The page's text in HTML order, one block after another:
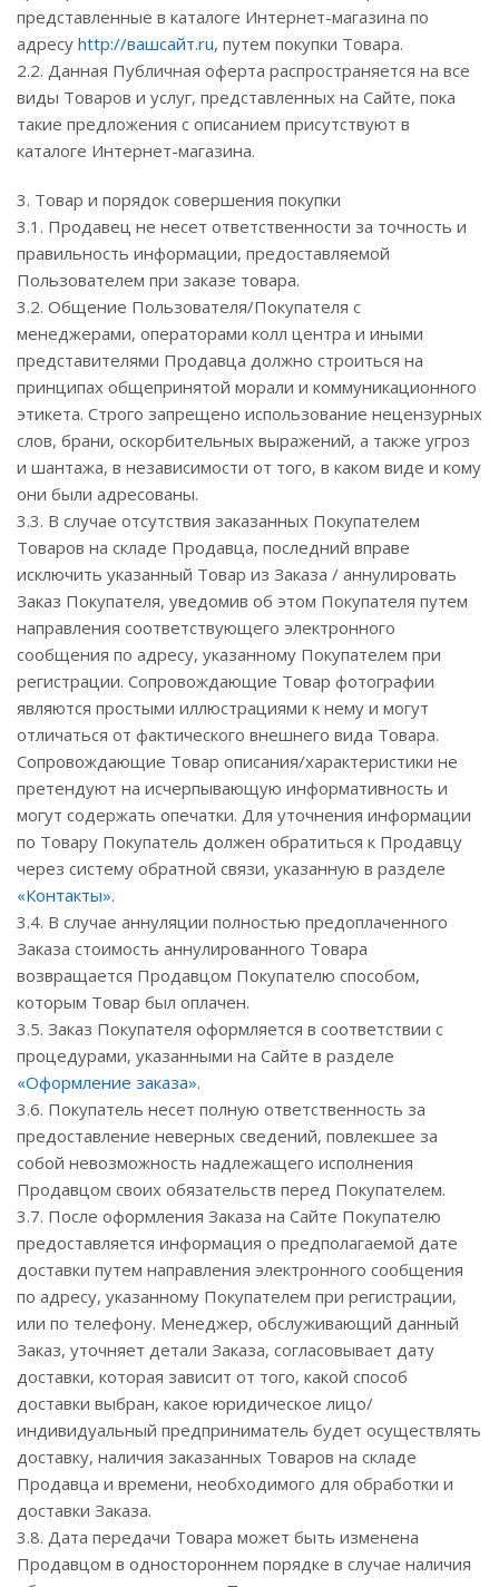
представленные в каталоге Интернет-магазина по
адресу http://вашсайт.ru, путем покупки Товара.
2.2. Данная Публичная оферта распространяется на все
виды Товаров и услуг, представленных на Сайте, пока
такие предложения с описанием присутствуют в
каталоге Интернет-магазина.
3. Товар и порядок совершения покупки
3.1. Продавец не несет ответственности за точность и
правильность информации, предоставляемой
Пользователем при заказе товара.
3.2. Общение Пользователя/Покупателя с
менеджерами, операторами колл центра и иными
представителями Продавца должно строиться на
принципах общепринятой морали и коммуникационного
этикета. Строго запрещено использование нецензурных
слов, брани, оскорбительных выражений, а также угроз
и шантажа, в независимости от того, в каком виде и кому
они были адресованы.
3.3. В случае отсутствия заказанных Покупателем
Товаров на складе Продавца, последний вправе
исключить указанный Товар из Заказа / аннулировать
Заказ Покупателя, уведомив об этом Покупателя путем
направления соответствующего электронного
сообщения по адресу, указанному Покупателем при
регистрации. Сопровождающие Товар фотографии
являются простыми иллюстрациями к нему и могут
отличаться от фактического внешнего вида Товара.
Сопровождающие Товар описания/характеристики не
претендуют на исчерпывающую информативность и
могут содержать опечатки. Для уточнения информации
по Товару Покупатель должен обратиться к Продавцу
через систему обратной связи, указанную в разделе
«Контакты».
3.4. В случае аннуляции полностью предоплаченного
Заказа стоимость аннулированного Товара
возвращается Продавцом Покупателю способом,
которым Товар был оплачен.
3.5. Заказ Покупателя оформляется в соответствии с
процедурами, указанными на Сайте в разделе
«Оформление заказа».
3.6. Покупатель несет полную ответственность за
предоставление неверных сведений, повлекшее за
собой невозможность надлежащего исполнения
Продавцом своих обязательств перед Покупателем.
3.7. После оформления Заказа на Сайте Покупателю
предоставляется информация о предполагаемой дате
доставки путем направления электронного сообщения
по адресу, указанному Покупателем при регистрации,
или по телефону. Менеджер, обслуживающий данный
Заказ, уточняет детали Заказа, согласовывает дату
доставки, которая зависит от того, какой способ
доставки выбран, какое юридическое лицо/
индивидуальный предприниматель будет осуществлять
доставку, наличия заказанных Товаров на складе
Продавца и времени, необходимого для обработки и
доставки Заказа.
3.8. Дата передачи Товара может быть изменена
Продавцом в одностороннем порядке в случае наличия